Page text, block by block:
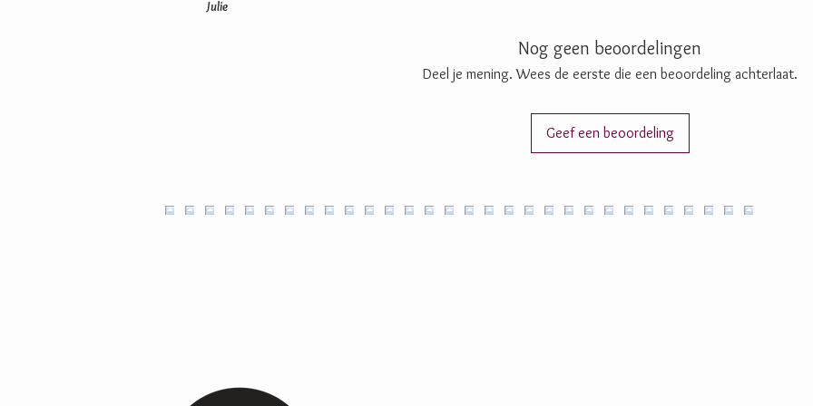
Julie
Nog geen beoordelingen
Deel je mening. Wees de eerste die een beoordeling achterlaat.
Geef een beoordeling